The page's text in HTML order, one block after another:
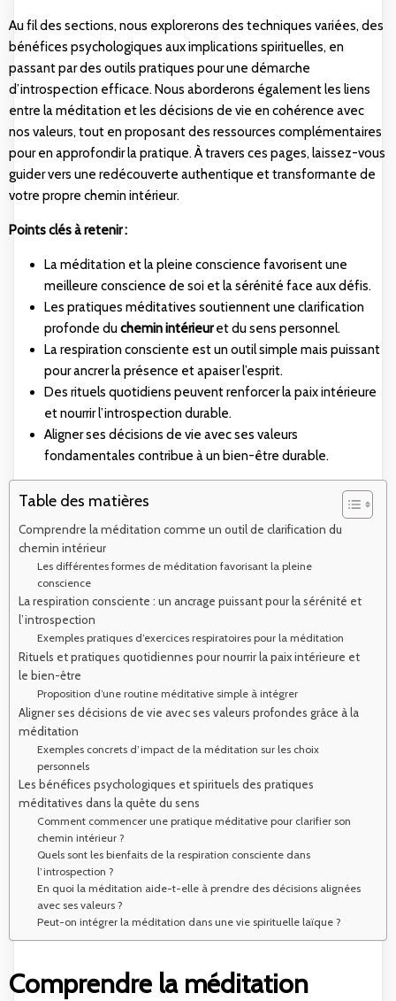
Au fil des sections, nous explorerons des techniques variées, des
bénéfices psychologiques aux implications spirituelles, en
passant par des outils pratiques pour une démarche
d’introspection efficace. Nous aborderons également les liens
entre la méditation et les décisions de vie en cohérence avec
nos valeurs, tout en proposant des ressources complémentaires
pour en approfondir la pratique. À travers ces pages, laissez-vous
guider vers une redécouverte authentique et transformante de
votre propre chemin intérieur.
Points clés à retenir :
La méditation et la pleine conscience favorisent une
meilleure conscience de soi et la sérénité face aux défis.
Les pratiques méditatives soutiennent une clarification
profonde duchemin intérieuret du sens personnel.
La respiration consciente est un outil simple mais puissant
pour ancrer la présence et apaiser l’esprit.
Des rituels quotidiens peuvent renforcer la paix intérieure
et nourrir l’introspection durable.
Aligner ses décisions de vie avec ses valeurs
fondamentales contribue à un bien-être durable.
Table des matières
Comprendre la méditation comme un outil de clarification du
chemin intérieur
Les différentes formes de méditation favorisant la pleine
conscience
La respiration consciente : un ancrage puissant pour la sérénité et
l’introspection
Exemples pratiques d’exercices respiratoires pour la méditation
Rituels et pratiques quotidiennes pour nourrir la paix intérieure et
le bien-être
Proposition d’une routine méditative simple à intégrer
Aligner ses décisions de vie avec ses valeurs profondes grâce à la
méditation
Exemples concrets d’impact de la méditation sur les choix
personnels
Les bénéfices psychologiques et spirituels des pratiques
méditatives dans la quête du sens
Comment commencer une pratique méditative pour clarifier son
chemin intérieur ?
Quels sont les bienfaits de la respiration consciente dans
l’introspection ?
En quoi la méditation aide-t-elle à prendre des décisions alignées
avec ses valeurs ?
Peut-on intégrer la méditation dans une vie spirituelle laïque ?
Comprendre la méditation